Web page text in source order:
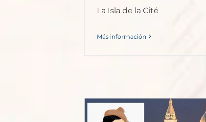
La Isla de la Cité
Más información